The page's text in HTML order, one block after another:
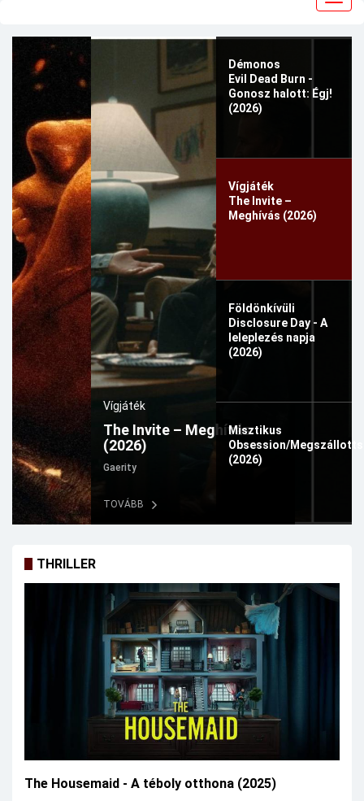
Démonos
Evil Dead Burn -
Gonosz halott: Égj!
(2026)
Vígjáték
The Invite –
Meghívás (2026)
Földönkívüli
Disclosure Day - A
leleplezés napja
(2026)
Misztikus
Obsession/
(2026)
Vígjáték
The Invite – Meghívás
(2026)
Gaerity
TOVÁBB
THRILLER
The Housemaid - A téboly otthona (2025)